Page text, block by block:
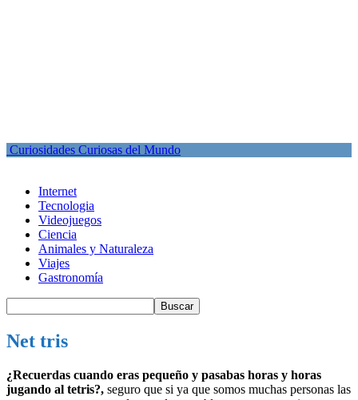
Curiosidades Curiosas del Mundo
Internet
Tecnologia
Videojuegos
Ciencia
Animales y Naturaleza
Viajes
Gastronomía
Net tris
¿Recuerdas cuando eras pequeño y pasabas horas y horas
jugando al tetris?, seguro que si ya que somos muchas personas las